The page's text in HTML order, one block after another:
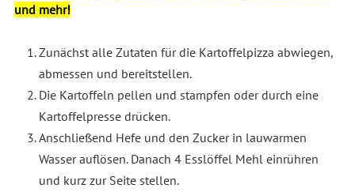
und mehr!
Zunächst alle Zutaten für die Kartoffelpizza abwiegen,
abmessen und bereitstellen.
Die Kartoffeln pellen und stampfen oder durch eine
Kartoffelpresse drücken.
Anschließend Hefe und den Zucker in lauwarmen
Wasser auflösen. Danach 4 Esslöffel Mehl einrühren
und kurz zur Seite stellen.